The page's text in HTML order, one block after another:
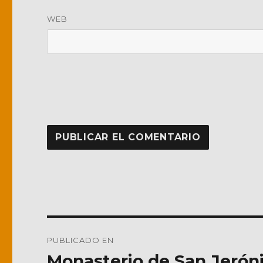
WEB
de
PUBLICADO EN